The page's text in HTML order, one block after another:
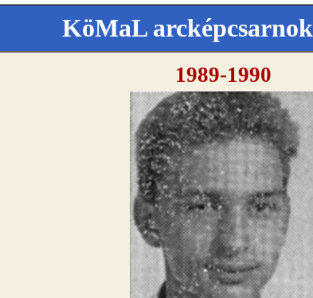
KöMaL arcképcsarnok
1989-1990